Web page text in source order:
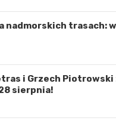
nadmorskich trasach:
i Grzech
sierpnia!